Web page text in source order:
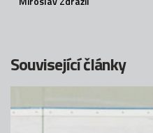
Související články